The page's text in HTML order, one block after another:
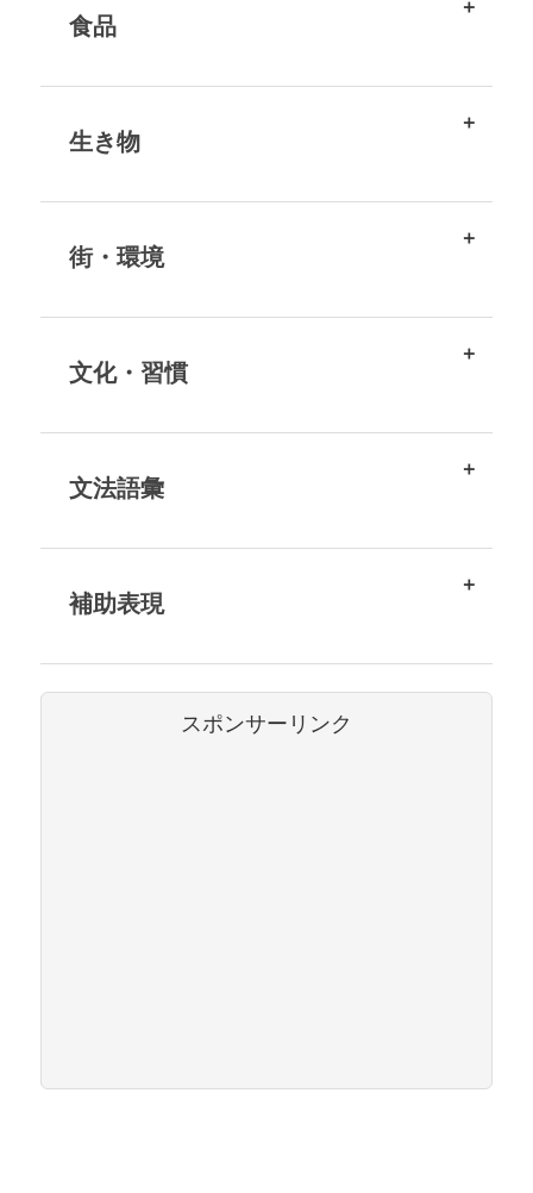
食品
生き物
街・環境
文化・習慣
文法語彙
補助表現
スポンサーリンク